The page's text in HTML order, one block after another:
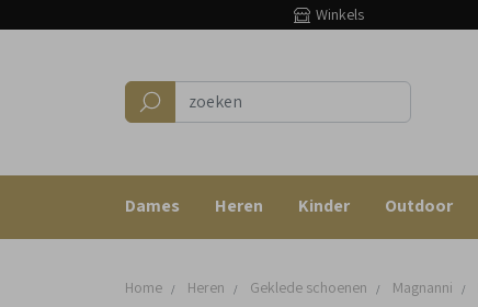
Winkels
Dames Heren Kinder Outdoor
Home Heren Geklede schoenen Magnanni